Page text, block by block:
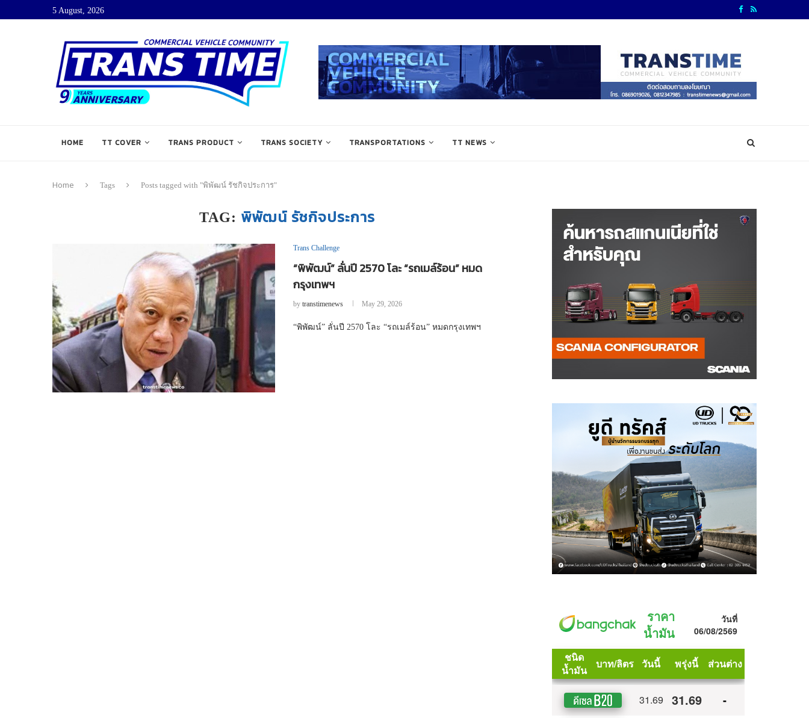
5 August, 2026
HOME TT COVER TRANS PRODUCT TRANS SOCIETY TRANSPORTATIONS TT NEWS
Home Tags Posts tagged with "พิพัฒน์ รัชกิจประการ"
TAG: พิพัฒน์ รัชกิจประการ
Trans Challenge
“พิพัฒน์” ลั่นปี 2570 โละ “รถเมล์ร้อน” หมด
กรุงเทพฯ
by transtimenews May 29, 2026
“พิพัฒน์” ลั่นปี 2570 โละ “รถเมล์ร้อน” หมดกรุงเทพฯ